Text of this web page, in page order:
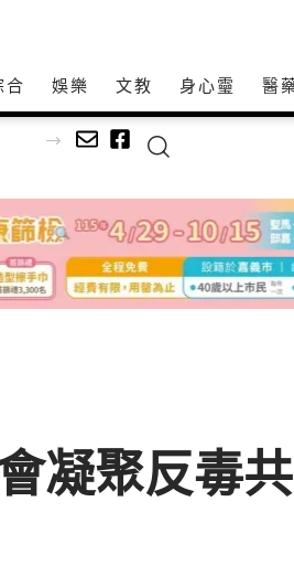
合 娛樂 文教 身心𩆜 醫
凝聚反毒